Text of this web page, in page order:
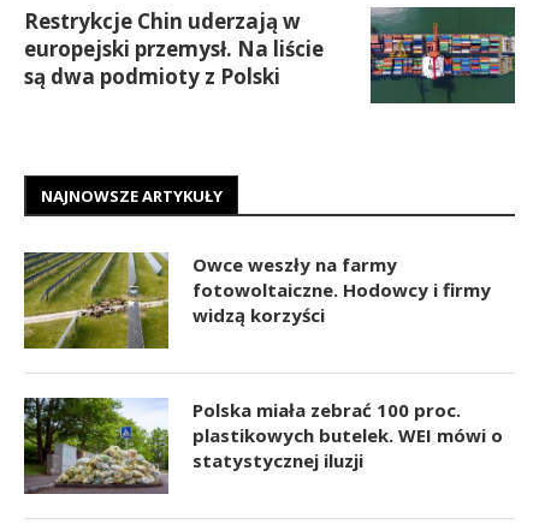
Restrykcje Chin uderzają w
europejski przemysł. Na liście
są dwa podmioty z Polski
NAJNOWSZE ARTYKUŁY
Owce weszły na farmy
fotowoltaiczne. Hodowcy i firmy
widzą korzyści
Polska miała zebrać 100 proc.
plastikowych butelek. WEI mówi o
statystycznej iluzji